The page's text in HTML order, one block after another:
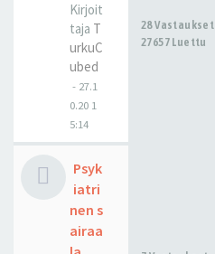
Kirjoit
taja T
urkuC
ubed
- 27.1
0.20 1
5:14
28 Vastaukset
27657 Luettu
Psyk
iatri
nen s
airaa